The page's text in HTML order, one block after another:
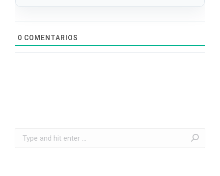
0 COMENTARIOS
Search: